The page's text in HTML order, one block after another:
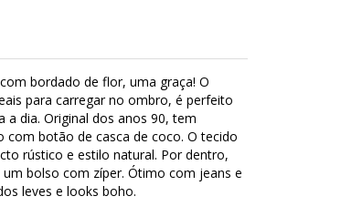
bordado de flor, uma graça! O
para carregar no ombro, é perfeito
dia. Original dos anos 90, tem
com botão de casca de coco. O tecido
rústico e estilo natural. Por dentro,
bolso com zíper. Ótimo com jeans e
leves e looks boho.